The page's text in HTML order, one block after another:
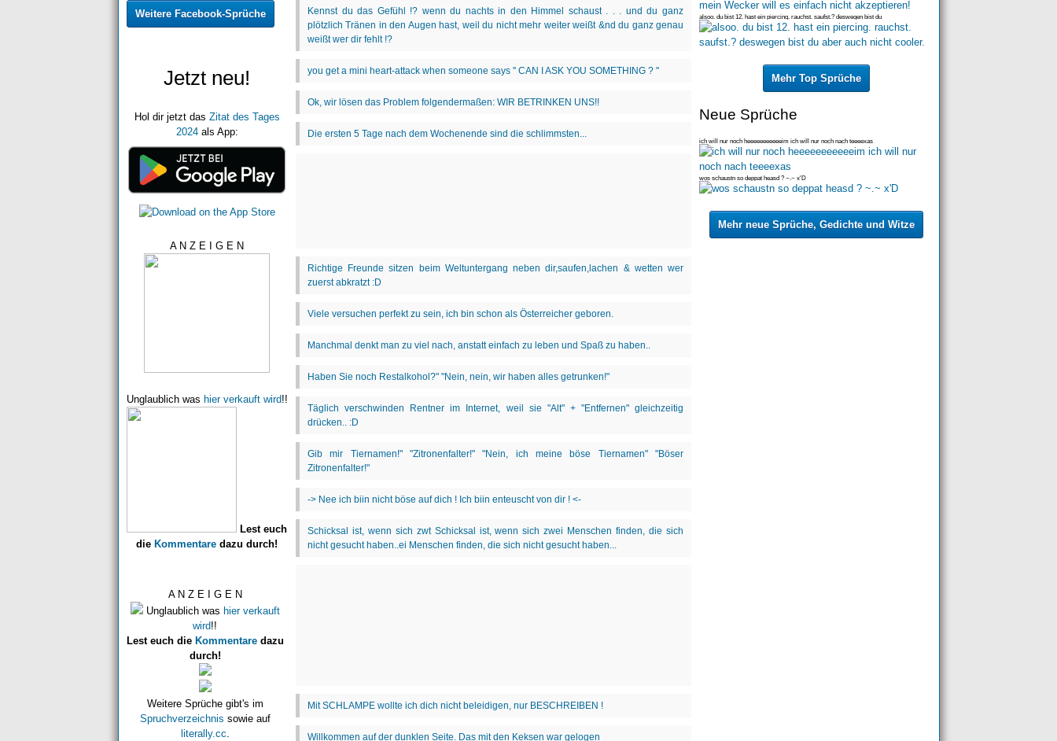
Weitere Facebook-Sprüche
Jetzt neu!
Hol dir jetzt das Zitat des Tages
2024als App:
A N Z E I G E N
Unglaublich was hier verkauft wird!!
Lest euch
die Kommentare dazu durch!
A N Z E I G E N
Unglaublich was hier verkauft
wird!!
Lest euch die Kommentaredazu
durch!
Weitere Sprüche gibt's im
Spruchverzeichnis sowie auf
literally.cc
alsoo. du bist 12. hast ein piercing. rauchst. saufst.? deswegen bist du
Mehr Top Sprüche
Neue Sprüche
ich will nur noch heeeeeeeeeeeim ich will nur noch nach teeeexas
wos schaustn so deppat heasd ? ~.~ x'D
Mehr neue Sprüche, Gedichte und Witze